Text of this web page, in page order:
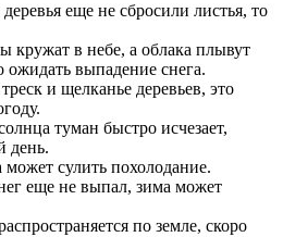
еще не сбросили листья, то
кружат в небе, а облака плывут
выпадение снега.
и щелканье деревьев, это
туман быстро исчезает,
день.
может сулить похолодание.
еще не выпал, зима может
по земле, скоро